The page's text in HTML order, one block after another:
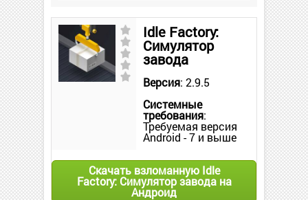
Idle Factory:
Симулятор
завода
Версия: 2.9.5
Системные
требования:
Требуемая версия
Android - 7 и выше
Скачать взломанную Idle
Factory: Симулятор завода на
Андроид